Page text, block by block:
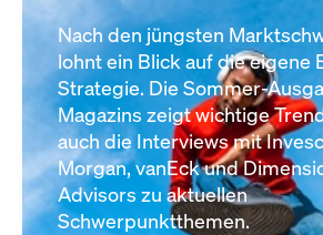
Nach den jüngsten
lohnt ein Blick auf die eigene
Strategie. Die Sommer-
Magazins zeigt wichtige
auch die Interviews mit
Morgan, vanEck und
Advisors zu aktuellen
Schwerpunktthemen.